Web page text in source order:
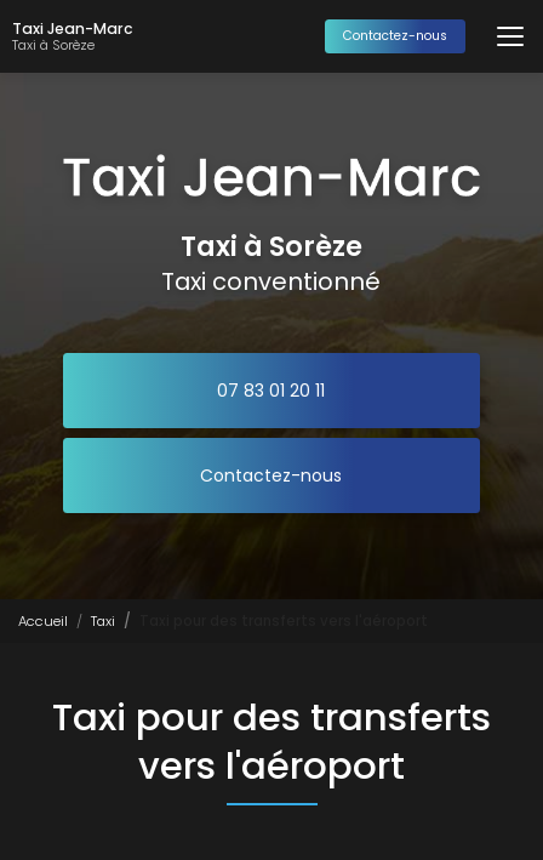
au
contenu
principal
Taxi Jean-Marc
Taxi à Sorèze Contactez-nous
Taxi à Sorèze
Taxi conventionné
07 83 01 20 11
Contactez-nous
Accueil Taxi
Taxi pour des transferts
vers l'aéroport